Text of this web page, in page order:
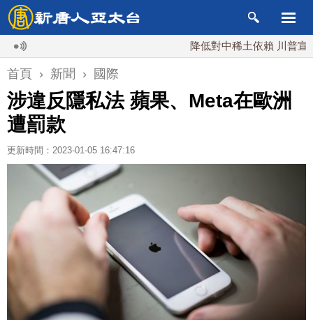
降低對中稀土依賴 川普宣布礦業
首頁 › 新聞 › 國際
涉違反隱私法 蘋果、Meta在歐洲
遭罰款
更新時間：2023-01-05 16:47:16